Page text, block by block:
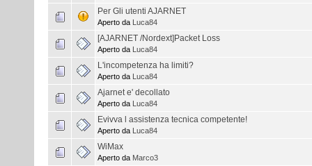
Per Gli utenti AJARNET
Aperto da Luca84
[AJARNET /Nordext]Packet Loss
Aperto da Luca84
L'incompetenza ha limiti?
Aperto da Luca84
Ajarnet e' decollato
Aperto da Luca84
Evivva l assistenza tecnica competente!
Aperto da Luca84
WiMax
Aperto da Marco3